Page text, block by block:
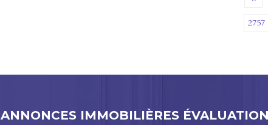
2757
ANNONCES IMMOBILIÈRES